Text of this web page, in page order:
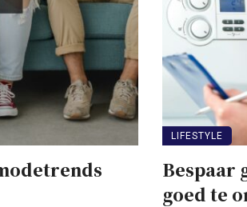
LIFESTYLE
Bespaar
goed te